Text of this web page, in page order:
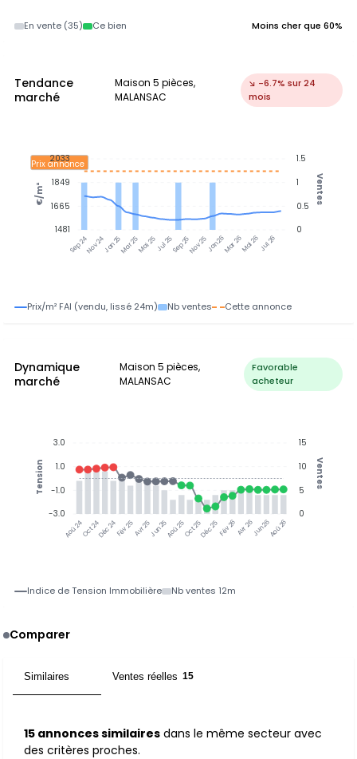
En vente (35) Ce bien Moins cher que 60%
Tendance
marché
Maison 5 pièces,
MALANSAC
↘ -6.7% sur 24
mois
Sep 24Nov 24Jan 25Mar 25Mai 25Jul 25Sep 25Nov 25Jan 26Mar 26Mai 26Jul 26
Prix annonce
1.5
1
0.5
0
Ventes
2033
1849
1665
1481
€/m²
Prix/m² FAI (vendu, lissé 24m) Nb ventes Cette annonce
Dynamique
marché
Maison 5 pièces,
MALANSAC
Favorable
acheteur
Aoû 24Oct 24Déc 24Fév 25Avr 25Jun 25Aoû 25Oct 25Déc 25Fév 26Avr 26Jun 26Aoû 26
15
10
5
0
Ventes
3.0
1.0
-1.0
-3.0
Tension
Indice de Tension Immobilière Nb ventes 12m
Comparer
Similaires Ventes réelles 15
15 annonces similaires dans le même secteur avec
des critères proches.